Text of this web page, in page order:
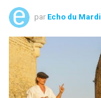
par Echo du Mardi